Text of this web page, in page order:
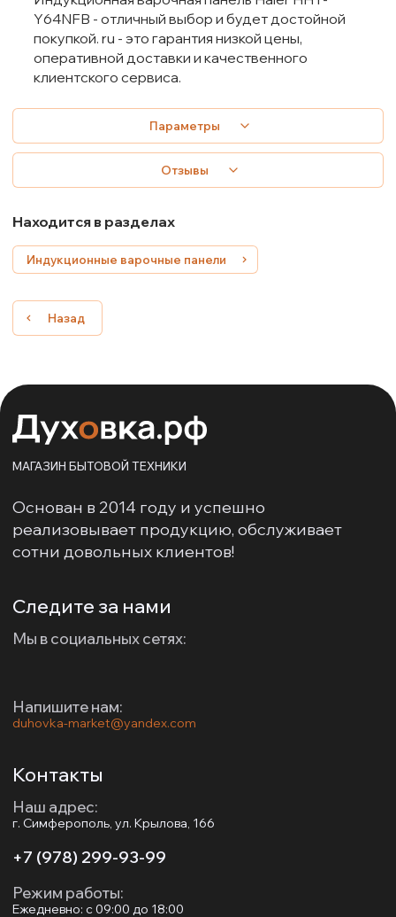
Y64NFB - отличный выбор и будет достойной
покупкой. ru - это гарантия низкой цены,
оперативной доставки и качественного
клиентского сервиса.
Параметры
Отзывы
Находится в разделах
Индукционные варочные панели
Назад
МАГАЗИН БЫТОВОЙ ТЕХНИКИ
Основан в 2014 году и успешно
реализовывает продукцию, обслуживает
сотни довольных клиентов!
Следите за нами
Мы в социальных сетях:
Напишите нам:
duhovka-market@yandex.com
Контакты
Наш адрес:
г. Симферополь, ул. Крылова, 166
+7 (978) 299-93-99
Режим работы:
Ежедневно: с 09:00 до 18:00